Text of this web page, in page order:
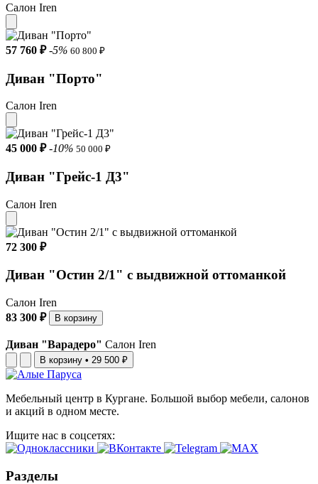
Салон Iren
57 760 ₽ -5% 60 800 ₽
Диван "Порто"
Салон Iren
45 000 ₽ -10% 50 000 ₽
Диван "Грейс-1 Д3"
Салон Iren
72 300 ₽
Диван "Остин 2/1" с выдвижной оттоманкой
Салон Iren
83 300 ₽
В корзину
Диван "Варадеро" Салон Iren
В корзину • 29 500 ₽
Мебельный центр в Кургане. Большой выбор мебели, салонов
и акций в одном месте.
Ищите нас в соцсетях:
Разделы